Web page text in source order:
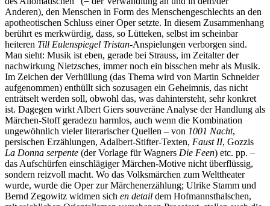
Anderen), den Menschen in Form des Menschengeschlechts an den
apotheotischen Schluss einer Oper setzte. In diesem Zusammenhang
berührt es merkwürdig, dass, so Lütteken, selbst im scheinbar
heiteren Till Eulenspiegel Tristan-Anspielungen verborgen sind.
Man sieht: Musik ist eben, gerade bei Strauss, im Zeitalter der
nachwirkung Nietzsches, immer noch ein bisschen mehr als Musik.
Im Zeichen der Verhüllung (das Thema wird von Martin Schneider
aufgenommen) enthüllt sich sozusagen ein Geheimnis, das nicht
enträtselt werden soll, obwohl das, was dahintersteht, sehr konkret
ist. Dagegen wirkt Albert Giers souveräne Analyse der Handlung als
Märchen-Stoff geradezu harmlos, auch wenn die Kombination
ungewöhnlich vieler literarischer Quellen – von 1001 Nacht,
persischen Erzählungen, Adalbert-Stifter-Texten, Faust II, Gozzis
La Donna serpente (der Vorlage für Wagners Die Feen) etc. pp. –
das Aufschürfen einschlägiger Märchen-Motive nicht überflüssig,
sondern reizvoll macht. Wo das Volksmärchen zum Welttheater
wurde, wurde die Oper zur Märchenerzählung; Ulrike Stamm und
Bernd Zegowitz widmen sich en detail dem Hofmannsthalschen,